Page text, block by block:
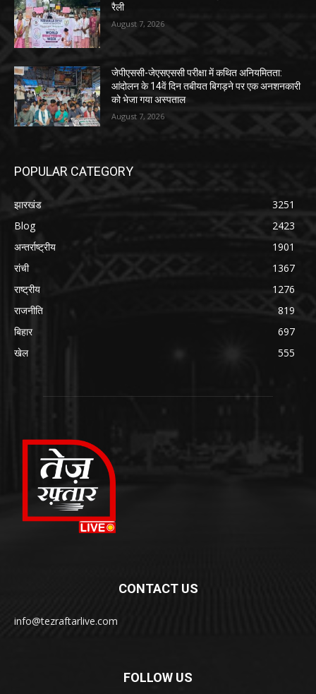
रैली
August 7, 2026
जेपीएससी-जेएसएससी परीक्षा में कथित अनियमितता:
आंदोलन के 14वें दिन तबीयत बिगड़ने पर एक अनशनकारी
को भेजा गया अस्पताल
August 7, 2026
POPULAR CATEGORY
झारखंड
3251
Blog
2423
अन्तर्राष्ट्रीय
1901
रांची
1367
राष्ट्रीय
1276
राजनीति
819
बिहार
697
खेल
555
CONTACT US
info@tezraftarlive.com
FOLLOW US